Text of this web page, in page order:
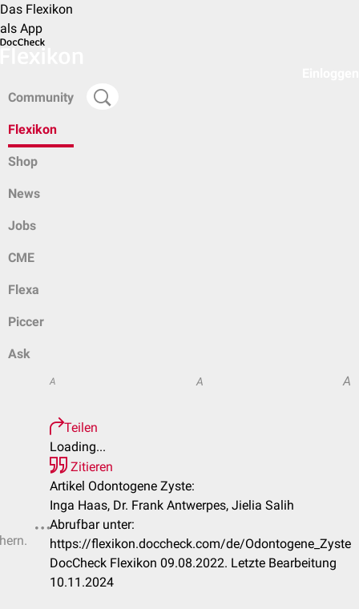
Das Flexikon
als App
Community
Flexikon
Shop
News
Jobs
CME
Flexa
Piccer
Ask
A A A
Teilen
Loading...
Zitieren
Artikel Odontogene Zyste:
Inga Haas, Dr. Frank Antwerpes, Jielia Salih
Abrufbar unter:
https://flexikon.doccheck.com/de/Odontogene_Zyste
DocCheck Flexikon 09.08.2022. Letzte Bearbeitung
10.11.2024